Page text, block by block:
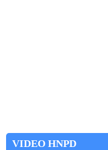
VIDEO HNPD